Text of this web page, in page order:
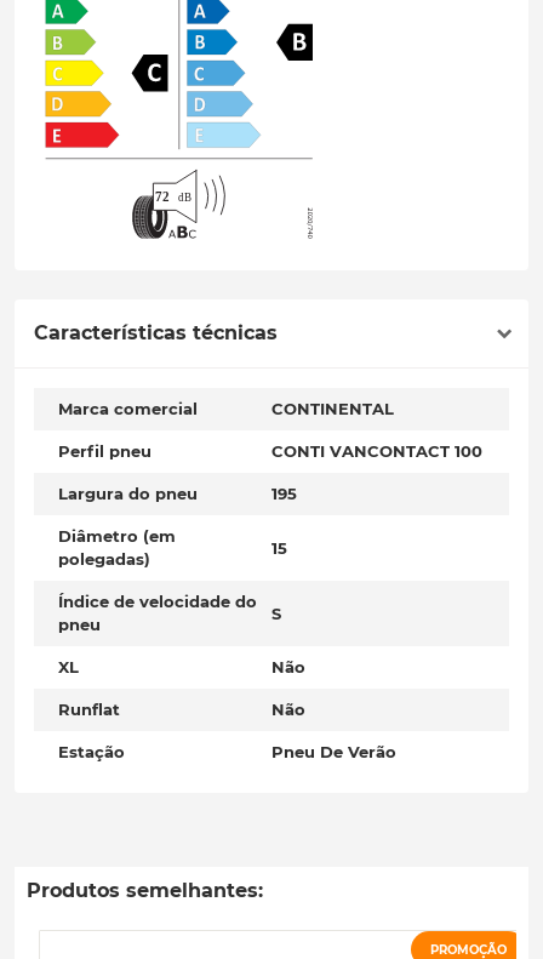
Características técnicas
Marca comercial CONTINENTAL
Perfil pneu CONTI VANCONTACT 100
Largura do pneu 195
Diâmetro (em
polegadas)
15
Índice de velocidade do
pneu
S
XL Não
Runflat Não
Estação Pneu De Verão
Produtos semelhantes:
PROMOÇÃO